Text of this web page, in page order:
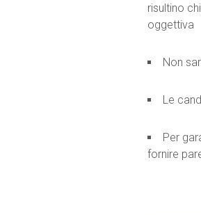
risultino
oggettiva
Non
Le
Per
fornire